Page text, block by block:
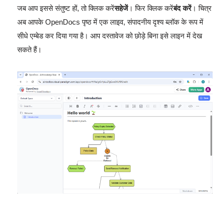
जब आप इससे संतुष्ट हों, तो क्लिक करेंसहेजें। फिर क्लिक करेंबंद करें। चित्र
अब आपके OpenDocs पृष्ठ में एक लाइव, संपादनीय दृश्य ब्लॉक के रूप में
सीधे एम्बेड कर दिया गया है। आप दस्तावेज को छोड़े बिना इसे लाइन में देख
सकते हैं।